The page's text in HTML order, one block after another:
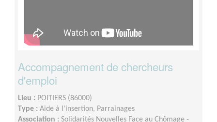
Accompagnement de chercheurs
d'emploi
Lieu : POITIERS (86000)
Type : Aide à l'insertion, Parrainages
Association : Solidarités Nouvelles Face au Chômage -